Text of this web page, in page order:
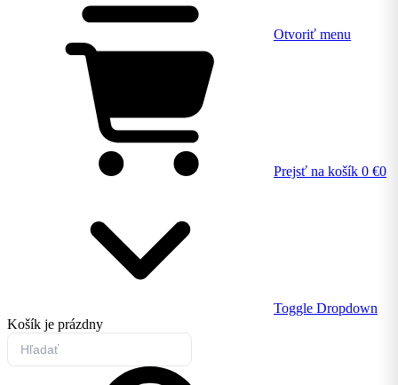
Otvoriť menu
Prejsť na košík 0 €0
Toggle Dropdown
Košík je prázdny